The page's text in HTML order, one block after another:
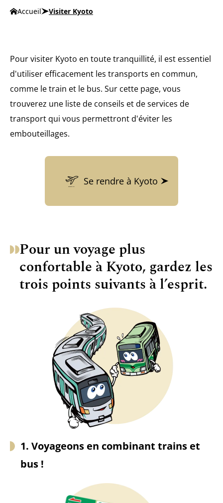
Accueil Visiter Kyoto
Pour visiter Kyoto en toute tranquillité, il est essentiel
d'utiliser efficacement les transports en commun,
comme le train et le bus. Sur cette page, vous
trouverez une liste de conseils et de services de
transport qui vous permettront d'éviter les
embouteillages.
Se rendre à Kyoto
Pour un voyage plus
confortable à Kyoto, gardez les
trois points suivants à l’esprit.
1. Voyageons en combinant trains et
bus !